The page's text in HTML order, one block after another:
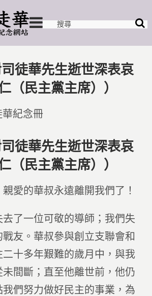
徒華先生逝世深表哀
民主黨主席））
華紀念冊
徒華先生逝世深表哀
民主黨主席））
愛的華叔永遠離開我們了！
去了一位可敬的導師；我們失
友。華叔參與創立支聯會和
二十多年艱難的歲月中，與我
間斷；直至他離世前，他仍
們努力做好民主的事業，為